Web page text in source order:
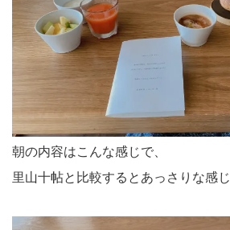
朝の内容はこんな感じで、
里山十帖と比較するとあっさりな感じ